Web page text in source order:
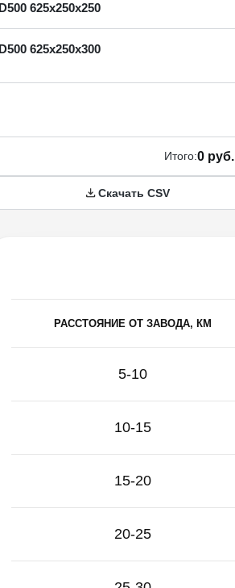
D500 625х250х250
D500 625х250х300
Итого:0 руб.
Скачать CSV
РАССТОЯНИЕ ОТ ЗАВОДА, КМ
5-10
10-15
15-20
20-25